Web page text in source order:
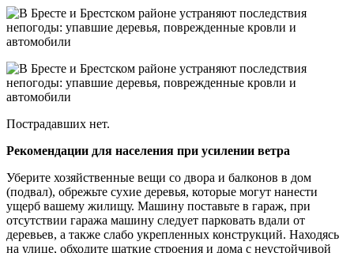
Пострадавших нет.
Рекомендации для населения при усилении ветра
Уберите хозяйственные вещи со двора и балконов в дом
(подвал), обрежьте сухие деревья, которые могут нанести
ущерб вашему жилищу. Машину поставьте в гараж, при
отсутствии гаража машину следует парковать вдали от
деревьев, а также слабо укрепленных конструкций. Находясь
на улице, обходите шаткие строения и дома с неустойчивой